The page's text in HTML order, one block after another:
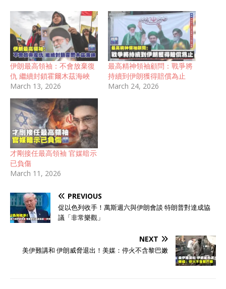
伊朗最高領袖：不會放棄復
仇 繼續封鎖霍爾木茲海峽
March 13, 2026
最高精神領袖顧問：戰爭將
持續到伊朗獲得賠償為止
March 24, 2026
才剛接任最高領袖 官媒暗示
已負傷
March 11, 2026
PREVIOUS
促以色列收手！萬斯週六與伊朗會談 特朗普對達成協
議「非常樂觀」
NEXT
美伊難講和 伊朗威脅退出！美媒：停火不含黎巴嫩